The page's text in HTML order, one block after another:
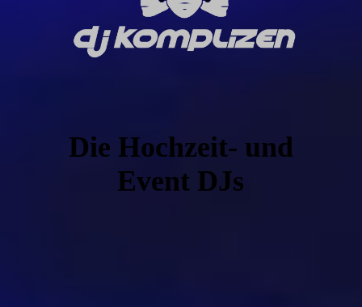
Die Hochzeit- und
Event DJs